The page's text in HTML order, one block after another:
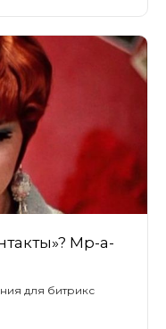
Мр-а-
для битрикс